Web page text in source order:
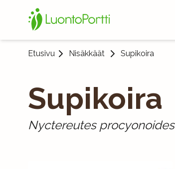
Etusivu Nisäkkäät Supikoira
Supikoira
Nyctereutes procyonoides